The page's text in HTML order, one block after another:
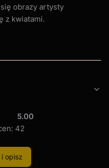
obrazy artysty
z kwiatami.
5.00
42
opisz